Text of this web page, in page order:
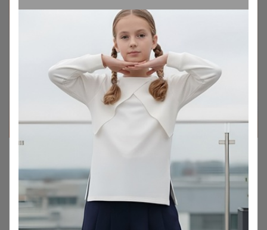
Большая распродажа Виотекс
Скидки до 60%
Сорочки от 300 р
Пижамы от 350 р
Халаты от 500 р